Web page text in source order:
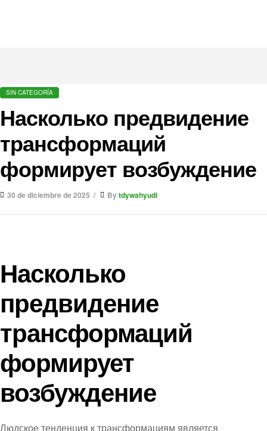
SIN CATEGORÍA
Насколько предвидение
трансформаций
формирует возбуждение
30 de diciembre de 2025 Bytdywahyudi
Насколько
предвидение
трансформаций
формирует
возбуждение
Людское тенденция к трансформациям является